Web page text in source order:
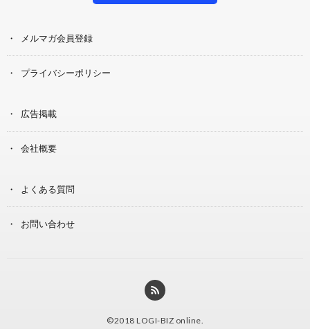
メルマガ会員登録
プライバシーポリシー
広告掲載
会社概要
よくある質問
お問い合わせ
©2018 LOGI-BIZ online